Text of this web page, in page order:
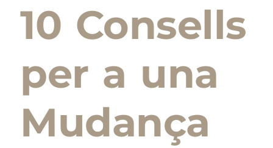
10 Consells
per a una
Mudança